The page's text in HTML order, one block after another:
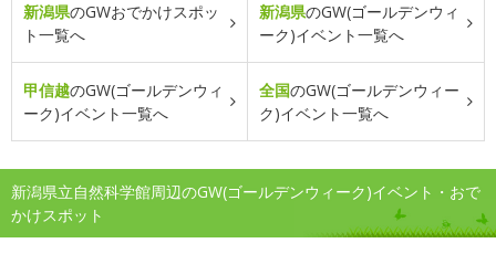
新潟県のGWおでかけスポッ
ト一覧へ
新潟県のGW(ゴールデンウィ
ーク)イベント一覧へ
甲信越のGW(ゴールデンウィ
ーク)イベント一覧へ
全国のGW(ゴールデンウィー
ク)イベント一覧へ
新潟県立自然科学館周辺のGW(ゴールデンウィーク)イベント・おで
かけスポット